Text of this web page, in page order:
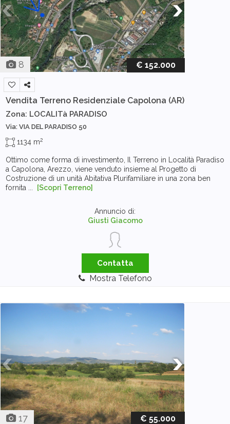
8 € 152.000
Vendita Terreno Residenziale Capolona (AR)
Zona: LOCALITà PARADISO
Via: VIA DEL PARADISO 50
1134 m2
Ottimo come forma di investimento, Il Terreno in Località Paradiso
a Capolona, Arezzo, viene venduto insieme al Progetto di
Costruzione di un unità Abitativa Plurifamiliare in una zona ben
fornita ...
[Scopri Terreno]
Annuncio di:
Giusti Giacomo
Contatta
Mostra Telefono
17 € 55.000